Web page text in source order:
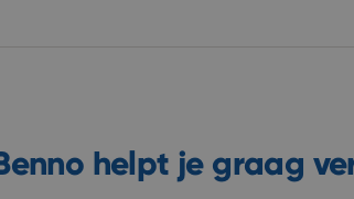
helpt je graag